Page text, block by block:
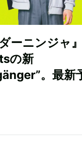
ーニンジャ
の新
。最新